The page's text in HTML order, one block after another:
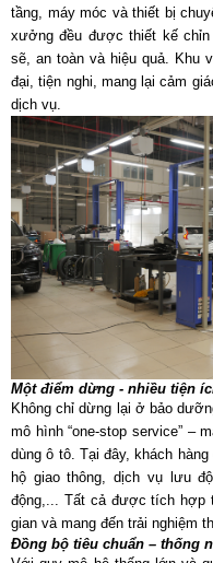
tầng, máy móc và thiết bị
xưởng đều được thiết kế chỉn
sẽ, an toàn và hiệu quả. Khu
đại, tiện nghi, mang lại cảm
dịch vụ.
Một điểm dừng - nhiều tiện
Không chỉ dừng lại ở bảo
mô hình “one-stop service” –
dùng ô tô. Tại đây, khách
hộ giao thông, dịch vụ lưu
động,... Tất cả được tích hợp
gian và mang đến trải nghiệm
Đồng bộ tiêu chuẩn – thống